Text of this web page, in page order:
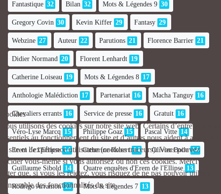
Fantastique 32 Bilan 32 Mots & Légendes 9 30
Gregory Covin 30 Kevin Kiffer 29 Fantasy 29
Webzine 27 Auteur 22 Parutions 21 Florence Barrier 21
Didier Normand 20 Florent Lenhardt 19
Catherine Loiseau 19 Mots & Légendes 8 17
Anthologie Malédiction 17 Partenariat 16 Macha Tanguy 16
Chevaliers errants 16 Service de presse 16 Gratuit 16
Véro-Lyse Marcq 15 Philippe Goaz 15 Pascal Vitte 14
Erem de l'Ellipse 14 Catherine Robert 14 Olivier Boile 14
Guillaume Sibold 14 Quatre enquêtes d'Erem de l'Ellipse 13
Rodrigo Arramon 13 Mots & Légendes 7 13
Cookies
Nous utilisons des cookies sur notre site web. Certains d’entre eux sont
essentiels au fonctionnement du site et d’autres nous aident à améliorer
ce site et l’expérience utilisateur (cookies traceurs). Vous pouvez
décider vous-même si vous autorisez ou non ces cookies. Merci de
noter que, si vous les rejetez, vous risquez de ne pas pouvoir utiliser
l’ensemble des fonctionnalités du site.